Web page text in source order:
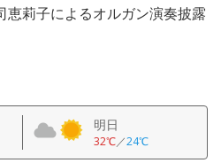
恵莉子によるオルガン演奏披露
明日
32℃／24℃